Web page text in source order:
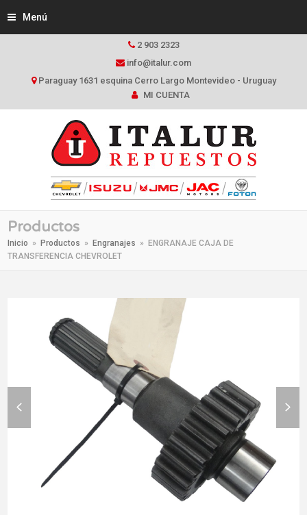
Menú
2 903 2323
info@italur.com
Paraguay 1631 esquina Cerro Largo Montevideo - Uruguay
MI CUENTA
Productos
Inicio » Productos » Engranajes »
ENGRANAJE CAJA DE
TRANSFERENCIA CHEVROLET
slide